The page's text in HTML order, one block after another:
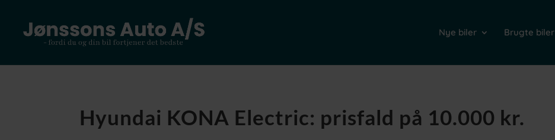
Nye biler Brugte biler
Hyundai KONA Electric: prisfald på 10.000 kr.